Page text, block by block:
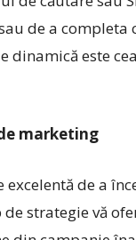
de a completa
dinamică este
marketing
excelentă de a
strategie vă